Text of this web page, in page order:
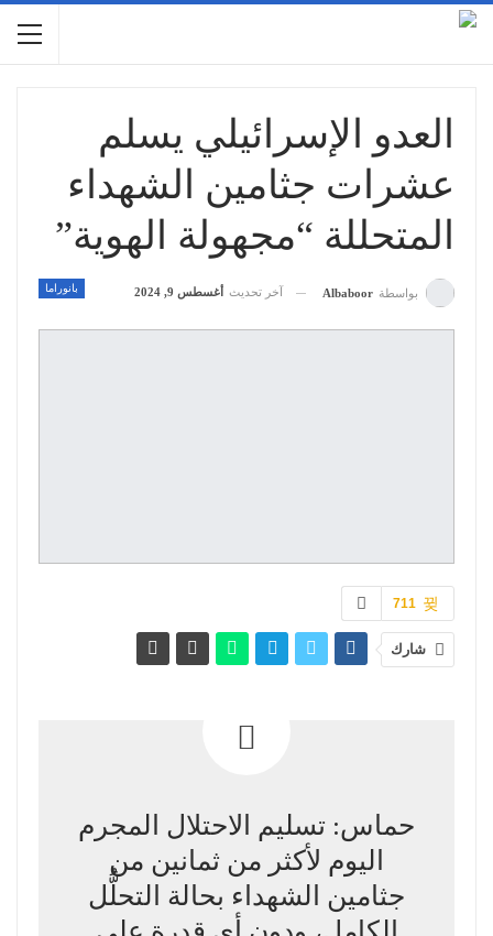
العدو الإسرائيلي يسلم
عشرات جثامين الشهداء
المتحللة “مجهولة الهوية”
بانوراما بواسطة Albaboor آخر تحديث أغسطس 9, 2024
711
شارك
حماس: تسليم الاحتلال المجرم
اليوم لأكثر من ثمانين من
جثامين الشهداء بحالة التحلُّل